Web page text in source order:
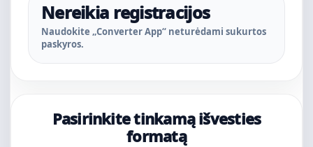
Nereikia registracijos
Naudokite „Converter App“ neturėdami sukurtos
paskyros.
Pasirinkite tinkamą išvesties
formatą